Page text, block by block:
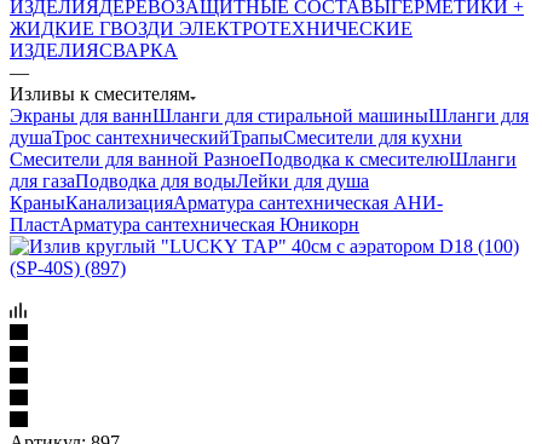
ИЗДЕЛИЯДЕРЕВОЗАЩИТНЫЕ СОСТАВЫГЕРМЕТИКИ +
ЖИДКИЕ ГВОЗДИ ЭЛЕКТРОТЕХНИЧЕСКИЕ
ИЗДЕЛИЯСВАРКА
—
Изливы к смесителям
Экраны для ваннШланги для стиральной машиныШланги для
душаТрос сантехническийТрапыСмесители для кухни
Смесители для ванной РазноеПодводка к смесителюШланги
для газаПодводка для водыЛейки для душа
КраныКанализацияАрматура сантехническая АНИ-
ПластАрматура сантехническая Юникорн